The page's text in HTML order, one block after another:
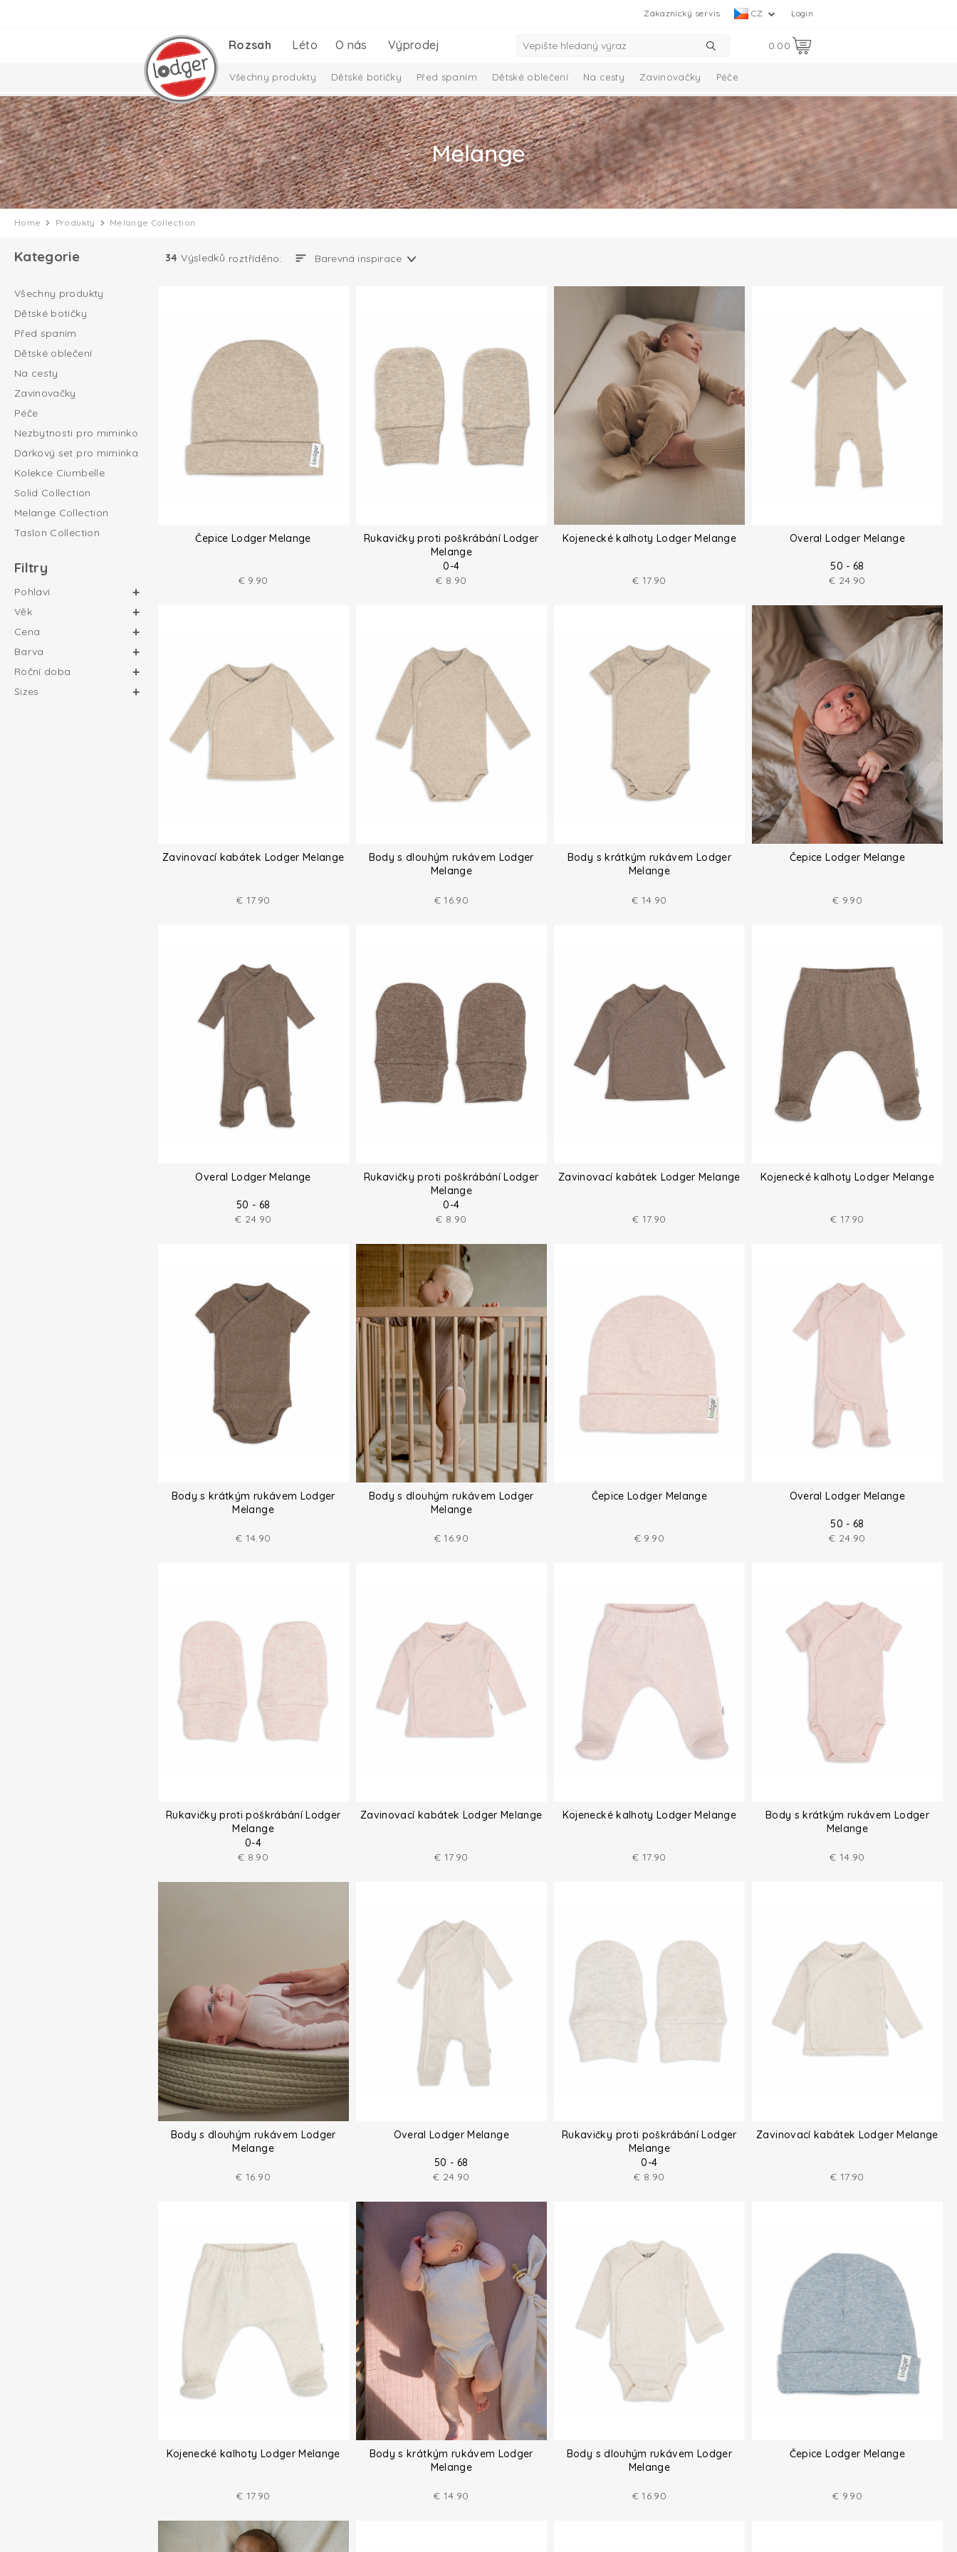
Login
CZ
Zákaznický servis
0.00
Rozsah Léto O nás Výprodej
Všechny produkty Dětské botičky Před spaním Dětské oblečení Na cesty Zavinovačky Péče
Nezbytnosti pro miminko Dárkový set pro miminka Kolekce Ciumbelle Solid Collection Melange Collection
Taslon Collection
Home Produkty Melange Collection
Kategorie
Všechny produkty
Dětské botičky
Před spaním
Dětské oblečení
Na cesty
Zavinovačky
Péče
Nezbytnosti pro miminko
Dárkový set pro miminka
Kolekce Ciumbelle
Solid Collection
Melange Collection
Taslon Collection
Filtry
Pohlaví
Věk
Cena
Barva
Roční doba
Sizes
34 Výsledků roztříděno:
Čepice Lodger Melange
€ 9.90
Rukavičky proti poškrábání Lodger
Melange
0-4
€ 8.90
Kojenecké kalhoty Lodger Melange
€ 17.90
Overal Lodger Melange
50 - 68
€ 24.90
Zavinovací kabátek Lodger Melange
€ 17.90
Body s dlouhým rukávem Lodger
Melange
€ 16.90
Body s krátkým rukávem Lodger
Melange
€ 14.90
Čepice Lodger Melange
€ 9.90
Overal Lodger Melange
50 - 68
€ 24.90
Rukavičky proti poškrábání Lodger
Melange
0-4
€ 8.90
Zavinovací kabátek Lodger Melange
€ 17.90
Kojenecké kalhoty Lodger Melange
€ 17.90
Body s krátkým rukávem Lodger
Melange
€ 14.90
Body s dlouhým rukávem Lodger
Melange
€ 16.90
Čepice Lodger Melange
€ 9.90
Overal Lodger Melange
50 - 68
€ 24.90
Rukavičky proti poškrábání Lodger
Melange
0-4
€ 8.90
Zavinovací kabátek Lodger Melange
€ 17.90
Kojenecké kalhoty Lodger Melange
€ 17.90
Body s krátkým rukávem Lodger
Melange
€ 14.90
Body s dlouhým rukávem Lodger
Melange
€ 16.90
Overal Lodger Melange
50 - 68
€ 24.90
Rukavičky proti poškrábání Lodger
Melange
0-4
€ 8.90
Zavinovací kabátek Lodger Melange
€ 17.90
Kojenecké kalhoty Lodger Melange
€ 17.90
Body s krátkým rukávem Lodger
Melange
€ 14.90
Body s dlouhým rukávem Lodger
Melange
€ 16.90
Čepice Lodger Melange
€ 9.90